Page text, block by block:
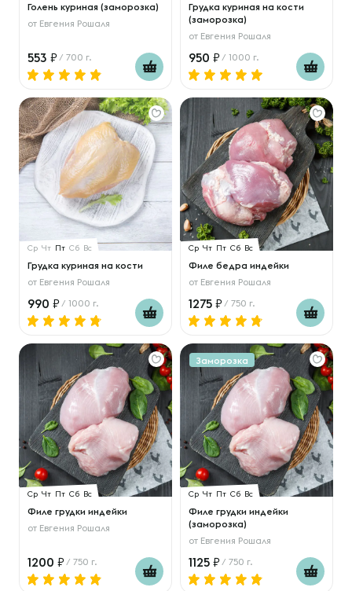
Голень куриная (заморозка)
от Евгения Рошаля
553 / 700 г.
Грудка куриная на кости
(заморозка)
от Евгения Рошаля
950 / 1000 г.
Ср Чт Пт Сб Вс
Грудка куриная на кости
от Евгения Рошаля
990 / 1000 г.
Ср Чт Пт Сб Вс
Филе бедра индейки
от Евгения Рошаля
1275 / 750 г.
Ср Чт Пт Сб Вс
Филе грудки индейки
от Евгения Рошаля
1200 / 750 г.
Заморозка
Ср Чт Пт Сб Вс
Филе грудки индейки
(заморозка)
от Евгения Рошаля
1125 / 750 г.